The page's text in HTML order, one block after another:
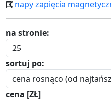
napy zapięcia
na stronie:
sortuj po:
cena [ZŁ]